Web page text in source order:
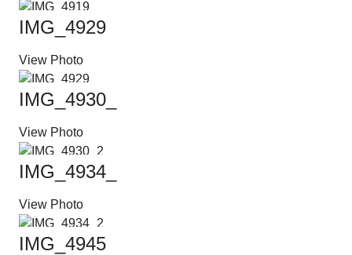
IMG_4929
View Photo
IMG_4930_2
View Photo
IMG_4934_2
View Photo
IMG_4945